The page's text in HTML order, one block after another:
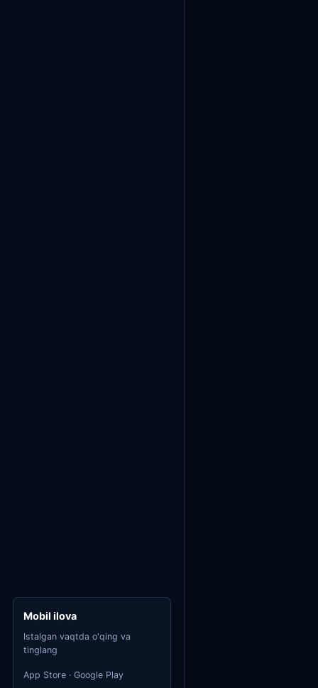
Mobil ilova
Istalgan vaqtda o'qing va
tinglang
App Store · Google Play